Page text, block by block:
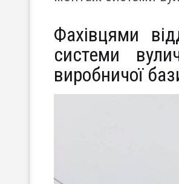
Фахівцями
системи
виробничої